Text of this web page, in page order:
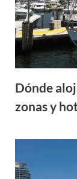
Dónde
zonas y